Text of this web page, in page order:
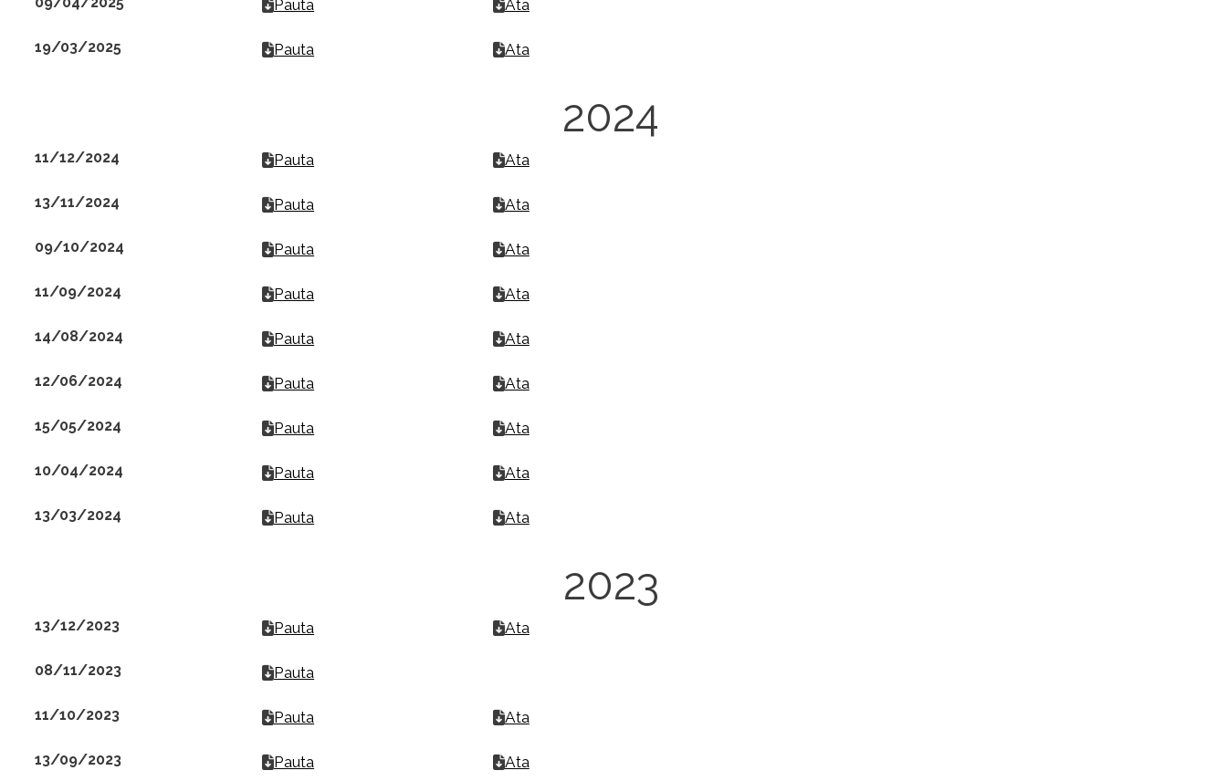
Pauta Ata
19/03/2025 Pauta Ata
2024
11/12/2024 Pauta Ata
13/11/2024 Pauta Ata
09/10/2024 Pauta Ata
11/09/2024 Pauta Ata
14/08/2024 Pauta Ata
12/06/2024 Pauta Ata
15/05/2024 Pauta Ata
10/04/2024 Pauta Ata
13/03/2024 Pauta Ata
2023
13/12/2023 Pauta Ata
08/11/2023 Pauta
11/10/2023 Pauta Ata
13/09/2023 Pauta Ata